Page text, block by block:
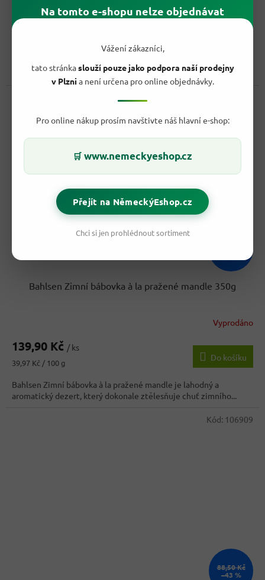
Na tomto e-shopu nelze objednávat
Vážení zákazníci,
tato stránkaslouží pouze jako podpora naší prodejny
v Plznia není určena pro online objednávky.
Pro online nákup prosím navštivte náš hlavní e-shop:
🛒 www.nemeckyeshop.cz
Přejít na NěmeckýEshop.cz
Chci si jen prohlédnout sortiment
139,90 Kč
Bahlsen Zimní bábovka à la Spekulatius je vynikající dezert, který
dokonale zachycuje kouzlo zimního období a...
Bahlsen Zimní bábovka à la pražené mandle 350g
Vyprodáno
139,90 Kč / ks
Měrná
39,97 Kč / 100 g
Do košíku
Bahlsen Zimní bábovka à la pražené mandle je lahodný a
aromatický dezert, který dokonale ztělesňuje chuť zimního...
88,50 Kč
–43 %
Kód: 106909